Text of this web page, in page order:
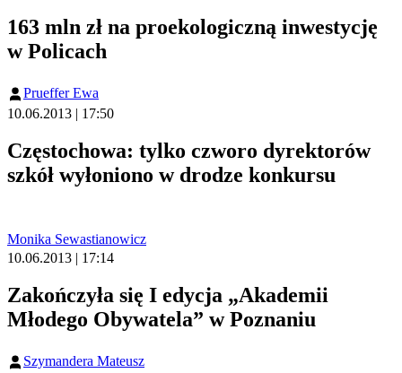
163 mln zł na proekologiczną inwestycję
w Policach
Prueffer Ewa
10.06.2013 | 17:50
Częstochowa: tylko czworo dyrektorów
szkół wyłoniono w drodze konkursu
Monika Sewastianowicz
10.06.2013 | 17:14
Zakończyła się I edycja „Akademii
Młodego Obywatela” w Poznaniu
Szymandera Mateusz